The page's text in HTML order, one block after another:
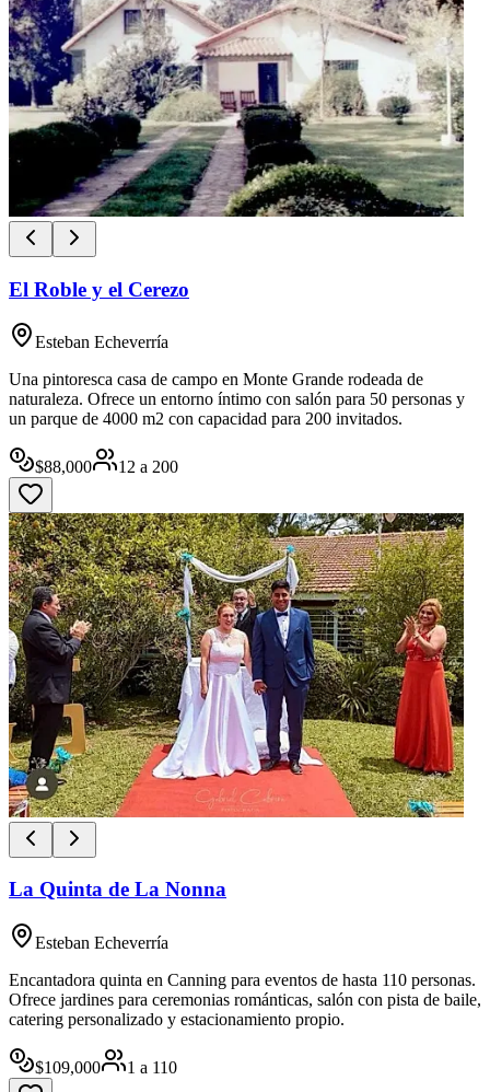
El Roble y el Cerezo
Esteban Echeverría
Una pintoresca casa de campo en Monte Grande rodeada de
naturaleza. Ofrece un entorno íntimo con salón para 50 personas y
un parque de 4000 m2 con capacidad para 200 invitados.
$88,000 12 a 200
La Quinta de La Nonna
Esteban Echeverría
Encantadora quinta en Canning para eventos de hasta 110 personas.
Ofrece jardines para ceremonias románticas, salón con pista de baile,
catering personalizado y estacionamiento propio.
$109,000 1 a 110